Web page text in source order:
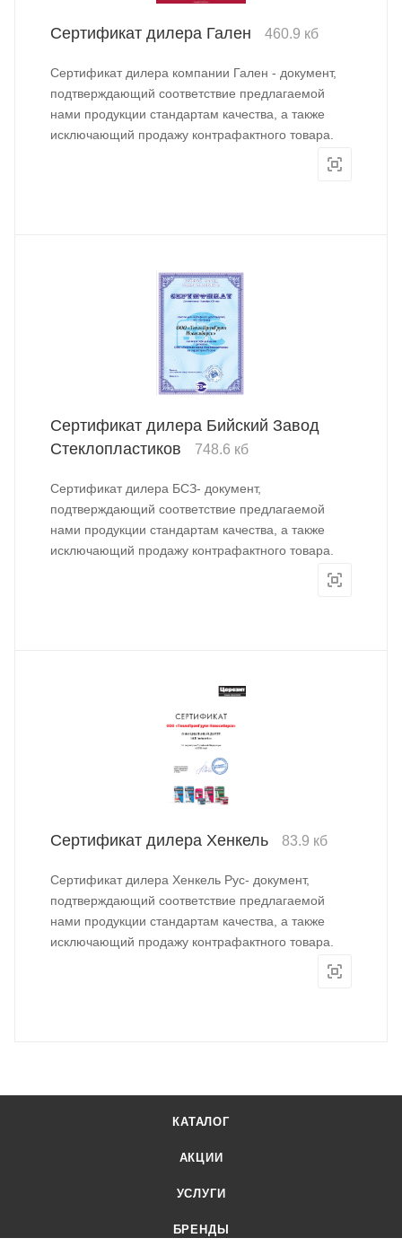
Сертификат дилера Гален 460.9 кб
Сертификат дилера компании Гален - документ,
подтверждающий соответствие предлагаемой
нами продукции стандартам качества, а также
исключающий продажу контрафактного товара.
Сертификат дилера Бийский Завод
Стеклопластиков
748.6 кб
Сертификат дилера БСЗ- документ,
подтверждающий соответствие предлагаемой
нами продукции стандартам качества, а также
исключающий продажу контрафактного товара.
Сертификат дилера Хенкель 83.9 кб
Сертификат дилера Хенкель Рус- документ,
подтверждающий соответствие предлагаемой
нами продукции стандартам качества, а также
исключающий продажу контрафактного товара.
КАТАЛОГ
АКЦИИ
УСЛУГИ
БРЕНДЫ